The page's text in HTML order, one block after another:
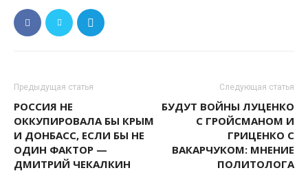
Предыдущая статья
РОССИЯ НЕ
ОККУПИРОВАЛА БЫ КРЫМ
И ДОНБАСС, ЕСЛИ БЫ НЕ
ОДИН ФАКТОР —
ДМИТРИЙ ЧЕКАЛКИН
Следующая статья
БУДУТ ВОЙНЫ ЛУЦЕНКО
С ГРОЙСМАНОМ И
ГРИЦЕНКО С
ВАКАРЧУКОМ: МНЕНИЕ
ПОЛИТОЛОГА